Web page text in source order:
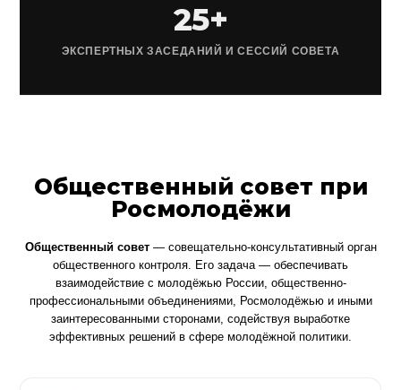
25+
ЭКСПЕРТНЫХ ЗАСЕДАНИЙ И СЕССИЙ СОВЕТА
Общественный совет при
Росмолодёжи
Общественный совет— совещательно-консультативный орган
общественного контроля. Его задача — обеспечивать
взаимодействие с молодёжью России, общественно-
профессиональными объединениями, Росмолодёжью и иными
заинтересованными сторонами, содействуя выработке
эффективных решений в сфере молодёжной политики.